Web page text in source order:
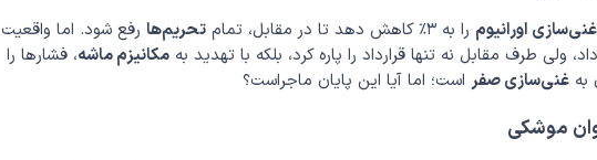
غنی‌سازی اورانیوم را به ۳٪ کاهش دهد تا در مقابل، تمام تحریم‌ها رفع شود. اما واقعیت
ولی طرف مقابل نه تنها قرارداد را پاره کرد، بلکه با تهدید به مکانیزم ماشه، فشارها را
غنی‌سازی صفر است؛ اما آیا این پایان ماجراست؟
موشکی